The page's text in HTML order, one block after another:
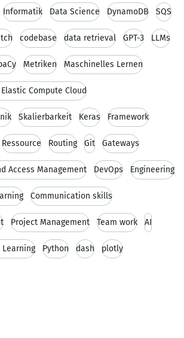
Informatik Data Science DynamoDB SQS
codebase data retrieval GPT-3 LLMs
Metriken Maschinelles Lernen
Compute Cloud
Skalierbarkeit Keras Framework
Ressource Routing Git Gateways
Access Management DevOps Engineering
Communication skills
Project Management Team work AI
Learning Python dash plotly